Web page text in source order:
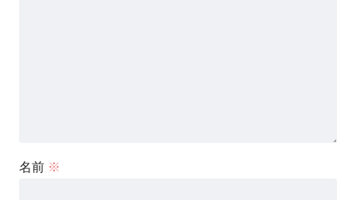
名前 ※